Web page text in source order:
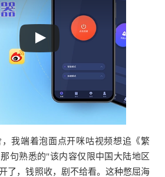
，我端着泡面点开咪咕视频想追《繁
句熟悉的"该内容仅限中国大陆地区
了，钱照收，剧不给看。这种憋屈海